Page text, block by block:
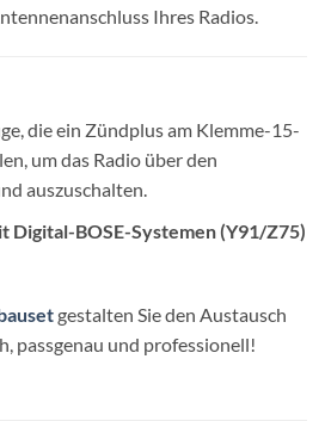
Ihres Radios.
die ein Zündplus am Klemme-15-
um das Radio über den
auszuschalten.
Digital-BOSE-Systemen (Y91/Z75)
gestalten Sie den Austausch
passgenau und professionell!